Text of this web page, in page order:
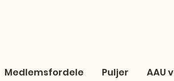
Medlemsfordele Puljer AAU